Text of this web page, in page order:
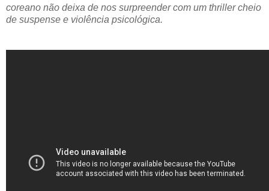
coreano não deixa de nos surpreender com um thriller cheio
de suspense e violência psicológica.